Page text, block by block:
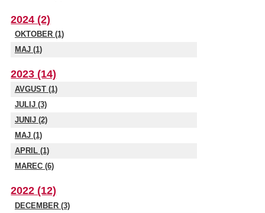
2024 (2)
OKTOBER (1)
MAJ (1)
2023 (14)
AVGUST (1)
JULIJ (3)
JUNIJ (2)
MAJ (1)
APRIL (1)
MAREC (6)
2022 (12)
DECEMBER (3)